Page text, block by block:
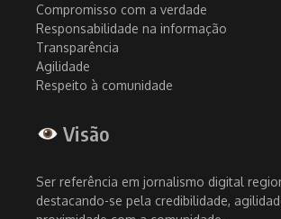
Compromisso com a verdade
Responsabilidade na informação
Transparência
Agilidade
Respeito à comunidade
Visão
Ser referência em jornalismo digital
destacando-se pela credibilidade,